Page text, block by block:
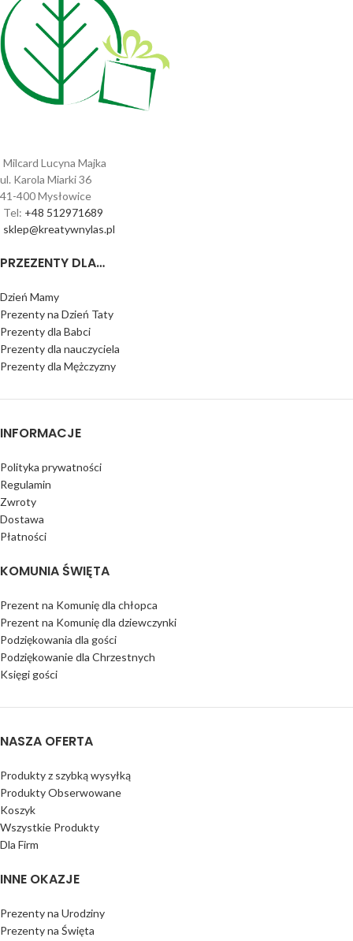
Milcard Lucyna Majka
ul. Karola Miarki 36
41-400 Mysłowice
Tel: +48 512971689
sklep@kreatywnylas.pl
PRZEZENTY DLA…
Dzień Mamy
Prezenty na Dzień Taty
Prezenty dla Babci
Prezenty dla nauczyciela
Prezenty dla Mężczyzny
INFORMACJE
Polityka prywatności
Regulamin
Zwroty
Dostawa
Płatności
KOMUNIA ŚWIĘTA
Prezent na Komunię dla chłopca
Prezent na Komunię dla dziewczynki
Podziękowania dla gości
Podziękowanie dla Chrzestnych
Księgi gości
NASZA OFERTA
Produkty z szybką wysyłką
Produkty Obserwowane
Koszyk
Wszystkie Produkty
Dla Firm
INNE OKAZJE
Prezenty na Urodziny
Prezenty na Święta